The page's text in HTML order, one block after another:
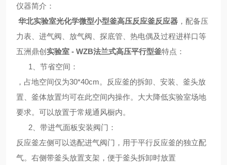
仪器简介 ：
华北实验室光化学微型小型釜高压反应釜反应器 ，配备压
力表、进气阀、放气阀、探底管、热电偶及过程进样口等
五洲鼎创 实验室 - WZB法兰式高压平行型釜特点 ：
1、 节省空间 ：
，占地空间仅为30*40cm。反应釜的拆卸、安装、釜头放
置、釜体放置均可在此空间内操作。大大降低实验室场地
要求。可以放置于常规通风橱内。
2、 带进气面板安装阀门 ：
反应釜左侧可以选配进气阀门，用于平行反应釜的独立配
气。右侧带釜头放置支架，便于釜头拆卸时放置